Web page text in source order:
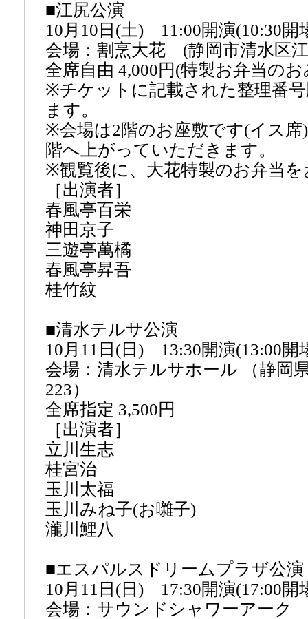
■江尻公演
10月10日(土) 11:00開演(10:30開
会場：割烹大花 (静岡市清水区
全席自由 4,000円(特製お弁当の
※チケットに記載された整理番
ます。
※会場は2階のお座敷です(イス席
階へ上がっていただきます。
※観覧後に、大花特製のお弁当
［出演者］
春風亭百栄
神田京子
三遊亭萬橘
春風亭昇吾
桂竹紋
■清水テルサ公演
10月11日(日) 13:30開演(13:00開
会場：清水テルサホール （静岡
223）
全席指定 3,500円
［出演者］
立川生志
桂宮治
玉川太福
玉川みね子(お囃子)
瀧川鯉八
■エスパルスドリームプラザ公
10月11日(日) 17:30開演(17:00開
会場：サウンドシャワーアーク